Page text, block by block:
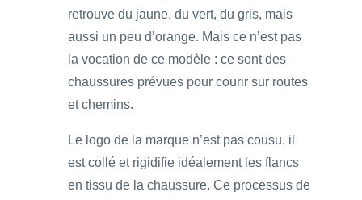
retrouve du jaune, du vert, du gris, mais
aussi un peu d’orange. Mais ce n’est pas
la vocation de ce modèle : ce sont des
chaussures prévues pour courir sur routes
et chemins.
Le logo de la marque n’est pas cousu, il
est collé et rigidifie idéalement les flancs
en tissu de la chaussure. Ce processus de